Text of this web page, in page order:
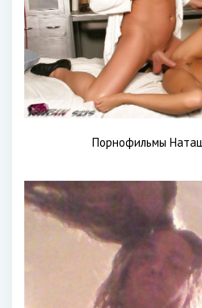
Порнофильмы